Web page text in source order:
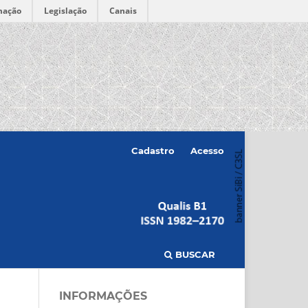
Legislação Canais
BUSCAR
Cadastro Acesso
INFORMAÇÕES